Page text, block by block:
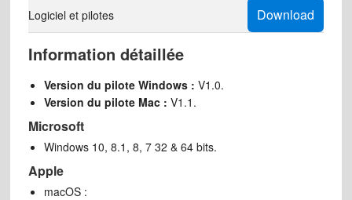
Logiciel et pilotes Download
Information détaillée
Version du pilote Windows : V1.0.
Version du pilote Mac : V1.1.
Microsoft
Windows 10, 8.1, 8, 7 32 & 64 bits.
Apple
macOS :